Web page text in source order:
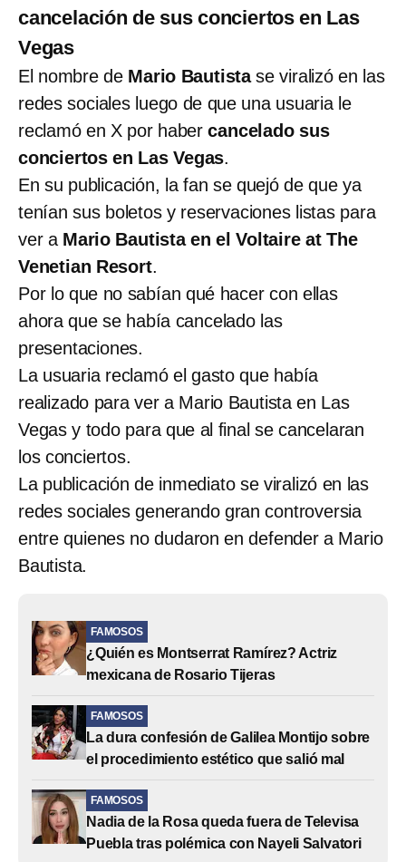
cancelación de sus conciertos en Las
Vegas
El nombre deMario Bautistase viralizó en las
redes sociales luego de que una usuaria le
reclamó en X por habercancelado sus
conciertos en Las Vegas.
En su publicación, la fan se quejó de que ya
tenían sus boletos y reservaciones listas para
ver a Mario Bautista en el Voltaire at The
Venetian Resort.
Por lo que no sabían qué hacer con ellas
ahora que se había cancelado las
presentaciones.
La usuaria reclamó el gasto que había
realizado para ver a Mario Bautista en Las
Vegas y todo para que al final se cancelaran
los conciertos.
La publicación de inmediato se viralizó en las
redes sociales generando gran controversia
entre quienes no dudaron en defender a Mario
Bautista.
FAMOSOS
¿Quién es Montserrat Ramírez? Actriz
mexicana de Rosario Tijeras
FAMOSOS
La dura confesión de Galilea Montijo sobre
el procedimiento estético que salió mal
FAMOSOS
Nadia de la Rosa queda fuera de Televisa
Puebla tras polémica con Nayeli Salvatori